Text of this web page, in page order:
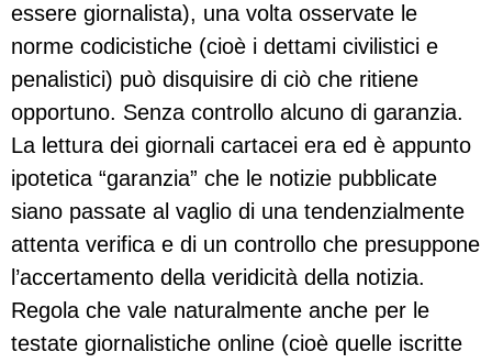
essere giornalista), una volta osservate le
norme codicistiche (cioè i dettami civilistici e
penalistici) può disquisire di ciò che ritiene
opportuno. Senza controllo alcuno di garanzia.
La lettura dei giornali cartacei era ed è appunto
ipotetica “garanzia” che le notizie pubblicate
siano passate al vaglio di una tendenzialmente
attenta verifica e di un controllo che presuppone
l’accertamento della veridicità della notizia.
Regola che vale naturalmente anche per le
testate giornalistiche online (cioè quelle iscritte